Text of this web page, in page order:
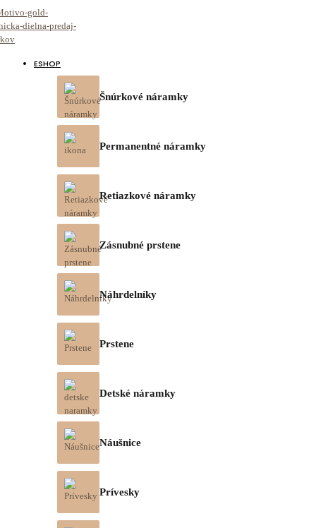
ESHOP
Šnúrkové náramky
Permanentné náramky
Retiazkové náramky
Zásnubné prstene
Náhrdelníky
Prstene
Detské náramky
Náušnice
Prívesky